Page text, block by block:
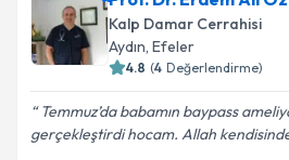
bilgilendireceğiz.
E-posta Adresiniz
Kalp Damar Cerrahisi
Aydın, Efeler
4.8 (4 Değerlendirme)
Temmuz’da babamın baypass
gerçekleştirdi hocam. Allah